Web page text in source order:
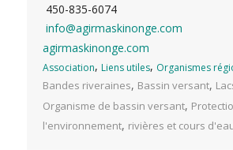
450-835-6074
info@agirmaskinonge.com
agirmaskinonge.com
Association, Liens utiles, Organismes
Bandes riveraines, Bassin versant,
Organisme de bassin versant,
l'environnement, rivières et cours